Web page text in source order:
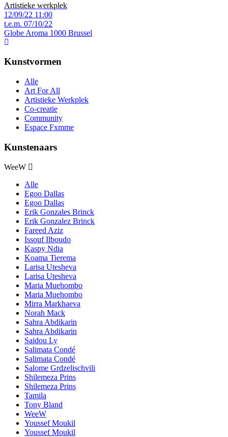
Artistieke werkplek
12/09/22 11:00
t.e.m. 07/10/22
Globe Aroma 1000 Brussel
Kunstvormen
Alle
Art For All
Artistieke Werkplek
Co-creatie
Community
Espace Fxmme
Kunstenaars
WeeW
Alle
Egoo Dallas
Egoo Dallas
Erik Gonzales Brinck
Erik Gonzalez Brinck
Fareed Aziz
Issouf Ilboudo
Kaspy Ndia
Koama Tierema
Larisa Utesheva
Larisa Utesheva
Maria Muehombo
Maria Muehombo
Mirra Markhaeva
Norah Mack
Sahra Abdikarin
Sahra Abdikarin
Saidou Ly
Salimata Condé
Salimata Condé
Salome Grdzelischvili
Shilemeza Prins
Shilemeza Prins
Tamila
Tony Bland
WeeW
Youssef Moukil
Youssef Moukil